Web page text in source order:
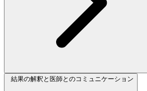
結果の解釈と医師とのコミュニケーション